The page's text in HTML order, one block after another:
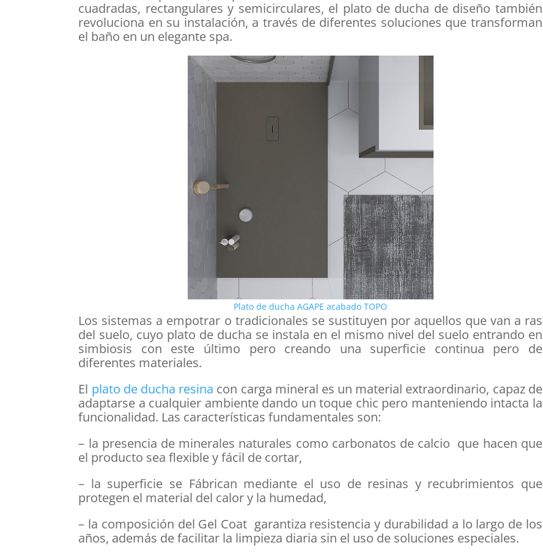
cuadradas, rectangulares y semicirculares, el plato de ducha de diseño también
revoluciona en su instalación, a través de diferentes soluciones que transforman
el baño en un elegante spa.
Plato de ducha AGAPE acabado TOPO
Los sistemas a empotrar o tradicionales se sustituyen por aquellos que van a ras
del suelo, cuyo plato de ducha se instala en el mismo nivel del suelo entrando en
simbiosis con este último pero creando una superficie continua pero de
diferentes materiales.
El plato de ducha resina con carga mineral es un material extraordinario, capaz de
adaptarse a cualquier ambiente dando un toque chic pero manteniendo intacta la
funcionalidad. Las características fundamentales son:
– la presencia de minerales naturales como carbonatos de calcio que hacen que
el producto sea flexible y fácil de cortar,
– la superficie se Fábrican mediante el uso de resinas y recubrimientos que
protegen el material del calor y la humedad,
– la composición del Gel Coat garantiza resistencia y durabilidad a lo largo de los
años, además de facilitar la limpieza diaria sin el uso de soluciones especiales.